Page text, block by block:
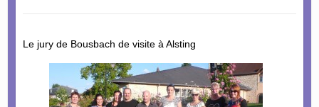
Le jury de Bousbach de visite à Alsting